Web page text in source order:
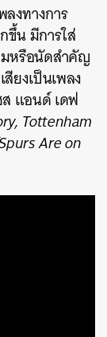
งทางการ
ขึ้น มีการใส่
หรือนัดสำคัญ
ยงเป็นเพลง
ส แอนด์ เดฟ
Tottenham
Are on